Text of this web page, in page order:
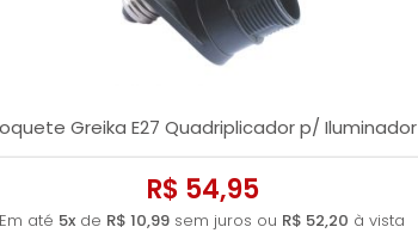
Greika E27 Quadriplicador p/ Iluminador
R$ 54,95
Em até 5x de R$ 10,99 sem juros ou R$ 52,20 à vista